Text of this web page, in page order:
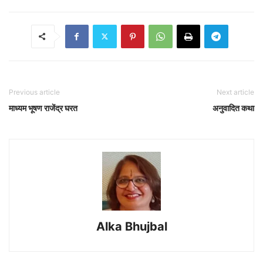
Previous article
माध्यम भूषण राजेंद्र घरत
Next article
अनुवादित कथा
Alka Bhujbal